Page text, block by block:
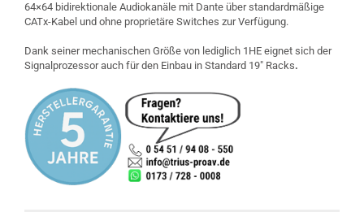
64×64 bidirektionale Audiokanäle mit Dante über standardmäßige
CATx-Kabel und ohne proprietäre Switches zur Verfügung.
Dank seiner mechanischen Größe von lediglich 1HE eignet sich der
Signalprozessor auch für den Einbau in Standard 19" Racks.